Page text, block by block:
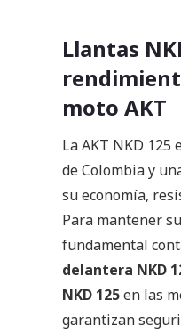
Llantas
moto AKT
La AKT NKD 125
de Colombia y
su economía,
Para mantener
fundamental
delantera NKD
NKD 125en las
garantizan